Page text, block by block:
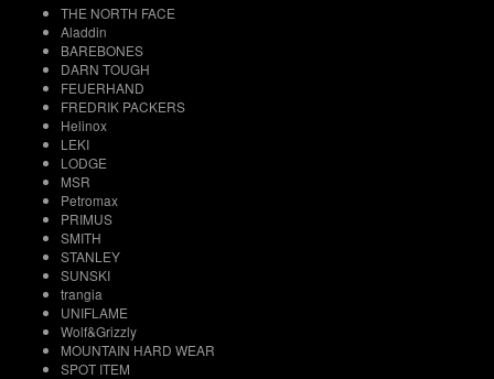
THE NORTH FACE
Aladdin
BAREBONES
DARN TOUGH
FEUERHAND
FREDRIK PACKERS
Helinox
LEKI
LODGE
MSR
Petromax
PRIMUS
SMITH
STANLEY
SUNSKI
trangia
UNIFLAME
Wolf&Grizzly
MOUNTAIN HARD WEAR
SPOT ITEM